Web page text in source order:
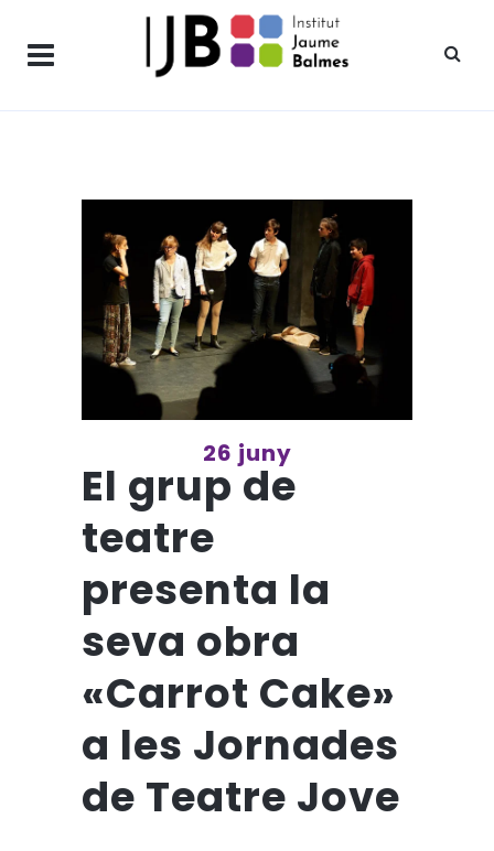
26 juny
El grup de
teatre
presenta la
seva obra
«Carrot Cake»
a les Jornades
de Teatre Jove